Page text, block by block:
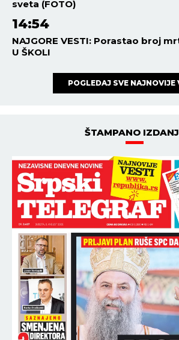
sveta (FOTO)
14:54
NAJGORE VESTI: Porastao broj
U ŠKOLI
POGLEDAJ SVE NAJNOVIJE
ŠTAMPANO